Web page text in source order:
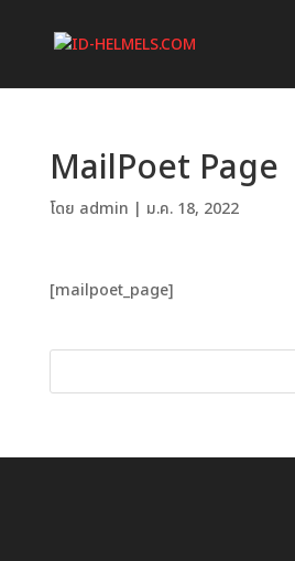
MailPoet Page
โดย admin | ม.ค. 18, 2022
[mailpoet_page]